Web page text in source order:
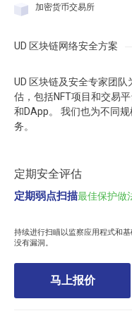
加密货币交易所
UD 区块链网络安全方案
UD 区块链及安全专家团
估，包括NFT项目和交易
和DApp。 我们也为不同
务。
定期安全评估
定期弱点扫描最佳保护做
持续进行扫瞄以监察应用程式和
没有漏洞。
马上报价